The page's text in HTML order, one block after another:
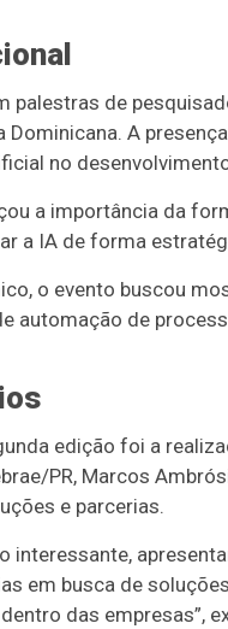
palestras de
Dominicana. A
no
a importância da
a IA de forma
o evento buscou
automação de
edição foi a
PR, Marcos
e parcerias.
interessante,
em busca de
das empresas”,